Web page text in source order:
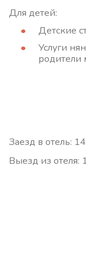
Для детей:
Детские
Услуги
родители
Заезд в отель:
Выезд из отеля: